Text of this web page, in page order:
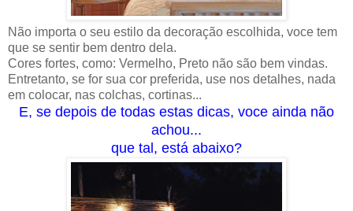
Não importa o seu estilo da decoração escolhida, voce tem
que se sentir bem dentro dela.
Cores fortes, como: Vermelho, Preto não são bem vindas.
Entretanto, se for sua cor preferida, use nos detalhes, nada
em colocar, nas colchas, cortinas...
E, se depois de todas estas dicas, voce ainda não
achou...
que tal, está abaixo?